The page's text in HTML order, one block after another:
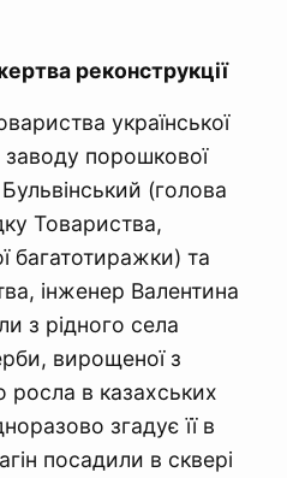
реконструкції
української
порошкової
(голова
Товариства,
багатотиражки) та
інженер Валентина
з рідного села
вирощеної з
росла в казахських
згадує її в
посадили в сквері